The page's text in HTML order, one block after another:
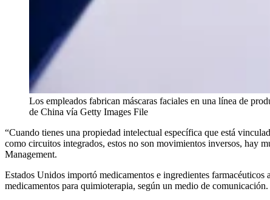
Los empleados fabrican máscaras faciales en una línea de
de China vía Getty Images File
“Cuando tienes una propiedad intelectual específica que está
como circuitos integrados, estos no son movimientos inversos, hay
Management.
Estados Unidos importó medicamentos e ingredientes
medicamentos para quimioterapia, según un medio de comunicación.